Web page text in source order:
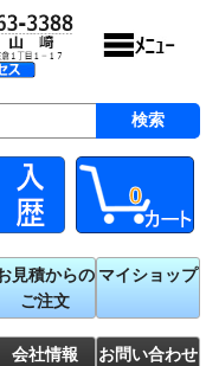
0
見積からの
ご注文
マイショップ
会社情報 お問い合わせ